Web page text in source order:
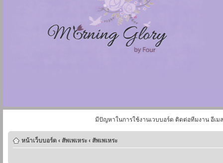
มีปัญหาในการใช้งานเวบบอร์ด ติดต่อทีมงาน อีเม
หน้าเว็บบอร์ด ‹ สัพเพเหระ ‹ สัพเพเหระ